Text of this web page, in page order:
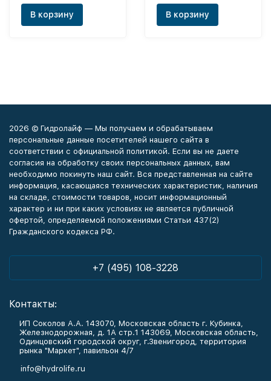
В корзину В корзину
2026 © Гидролайф — Мы получаем и обрабатываем
персональные данные посетителей нашего сайта в
соответствии с официальной политикой. Если вы не даете
согласия на обработку своих персональных данных, вам
необходимо покинуть наш сайт. Вся представленная на сайте
информация, касающаяся технических характеристик, наличия
на складе, стоимости товаров, носит информационный
характер и ни при каких условиях не является публичной
офертой, определяемой положениями Статьи 437(2)
Гражданского кодекса РФ.
+7 (495) 108-3228
Контакты:
ИП Соколов А.А. 143070, Московская область г. Кубинка,
Железнодорожная, д. 1А стр.1 143069, Московская область,
Одинцовский городской округ, г.Звенигород, территория
рынка "Маркет", павильон 4/7
info@hydrolife.ru